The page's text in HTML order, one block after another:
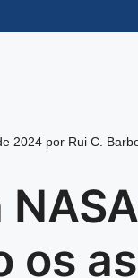
2024 por Rui C.
os